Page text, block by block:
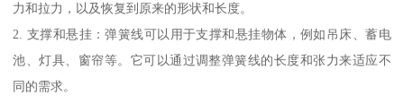
力和拉力，以及恢复到原来的形状和长度。
2. 支撑和悬挂：弹簧线可以用于支撑和悬挂物体，例如吊床、蓄电
池、灯具、窗帘等。它可以通过调整弹簧线的长度和张力来适应不
同的需求。